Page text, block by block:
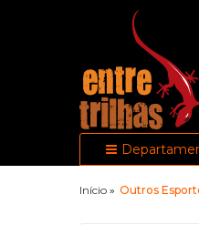
Início » Outros